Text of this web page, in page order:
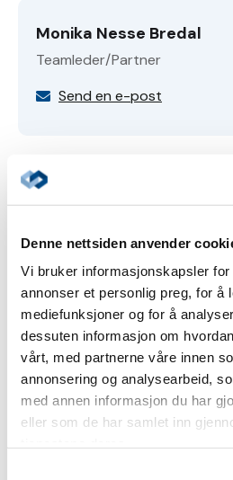
Denne nettsiden anvender
Vi bruker informasjonskapsler for
annonser et personlig preg, for å
mediefunksjoner og for å
dessuten informasjon om
vårt, med partnerne våre innen
annonsering og analysearbeid,
med annen informasjon du har
eller som de har samlet inn
Monika Nesse Bredal
Teamleder/Partner
Send en e-post
Postadresse
Nettside
Besøk nettside
Ta kontakt
Send en e-post
75800800
Er dette din